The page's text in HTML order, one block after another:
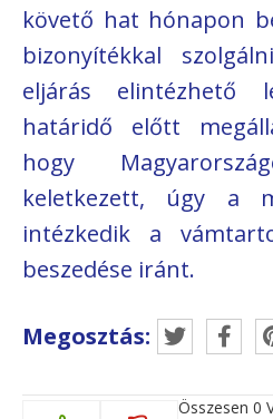
követő hat hónapon
bizonyítékkal
eljárás elintézhető
határidő előtt
hogy
keletkezett, úgy a
intézkedik a
beszedése iránt.
Megosztás:
Összesen 0